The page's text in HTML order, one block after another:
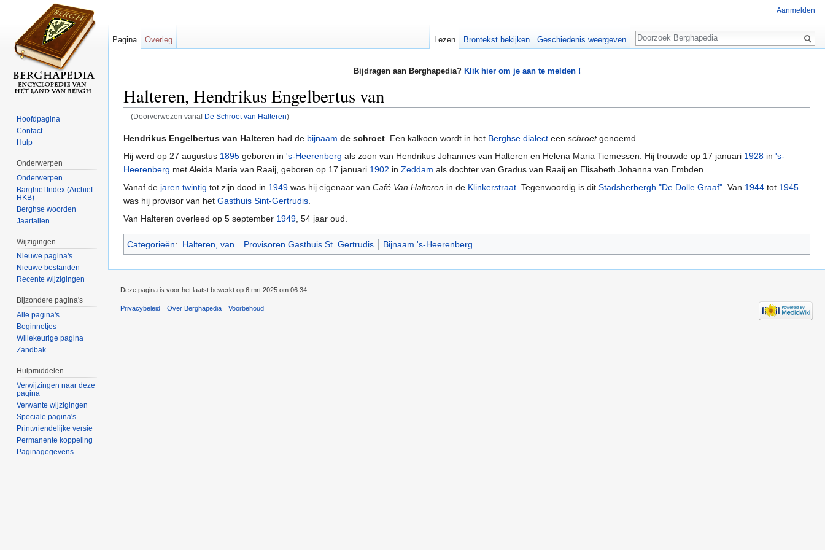
Bijdragen aan Berghapedia? Klik hier om je aan te melden !
Halteren, Hendrikus Engelbertus van
(Doorverwezen vanaf De Schroet van Halteren)
Hendrikus Engelbertus van Halteren had de bijnaam de schroet . Een kalkoen wordt in het Berghse dialect een schroetgenoemd.
Hij werd op 27 augustus 1895 geboren in 's-Heerenberg als zoon van Hendrikus Johannes van Halteren en Helena Maria Tiemessen. Hij trouwde op 17 januari 1928 in 's-
Heerenberg met Aleida Maria van Raaij, geboren op 17 januari 1902 in Zeddam als dochter van Gradus van Raaij en Elisabeth Johanna van Embden.
Vanaf de jaren twintig tot zijn dood in 1949 was hij eigenaar van Café Van Halteren in de Klinkerstraat . Tegenwoordig is dit Stadsherbergh "De Dolle Graaf" . Van 1944 tot 1945
was hij provisor van het Gasthuis Sint-Gertrudis
Van Halteren overleed op 5 september 1949 , 54 jaar oud.
Categorieën: Halteren, van Provisoren Gasthuis St. Gertrudis Bijnaam 's-Heerenberg
Aanmelden
Pagina Overleg Lezen Brontekst bekijken Geschiedenis weergeven
Zoeken
Hoofdpagina
Contact
Hulp
Onderwerpen
Onderwerpen
Barghief Index (Archief
HKB)
Berghse woorden
Jaartallen
Wijzigingen
Nieuwe pagina's
Nieuwe bestanden
Recente wijzigingen
Bijzondere pagina's
Alle pagina's
Beginnetjes
Willekeurige pagina
Zandbak
Hulpmiddelen
Verwijzingen naar deze
pagina
Verwante wijzigingen
Speciale pagina's
Printvriendelijke versie
Permanente koppeling
Paginagegevens
Deze pagina is voor het laatst bewerkt op 6 mrt 2025 om 06:34.
Privacybeleid Over Berghapedia Voorbehoud